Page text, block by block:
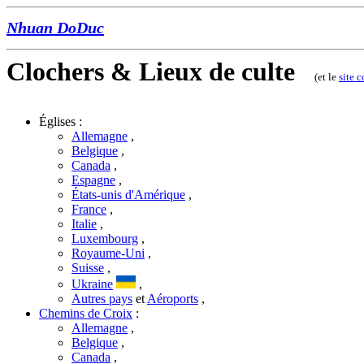
Nhuan DoDuc
Clochers & Lieux de culte (et le site
Églises :
Allemagne ,
Belgique ,
Canada ,
Espagne ,
États-unis d'Amérique ,
France ,
Italie ,
Luxembourg ,
Royaume-Uni ,
Suisse ,
Ukraine
,
Autres pays et Aéroports ,
Chemins de Croix :
Allemagne ,
Belgique ,
Canada ,